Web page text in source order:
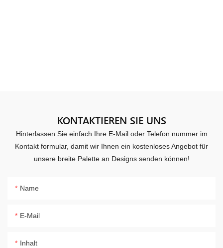
KONTAKTIEREN SIE UNS
Hinterlassen Sie einfach Ihre E-Mail oder Telefon nummer im
Kontakt formular, damit wir Ihnen ein kostenloses Angebot für
unsere breite Palette an Designs senden können!
Name
E-Mail
Inhalt